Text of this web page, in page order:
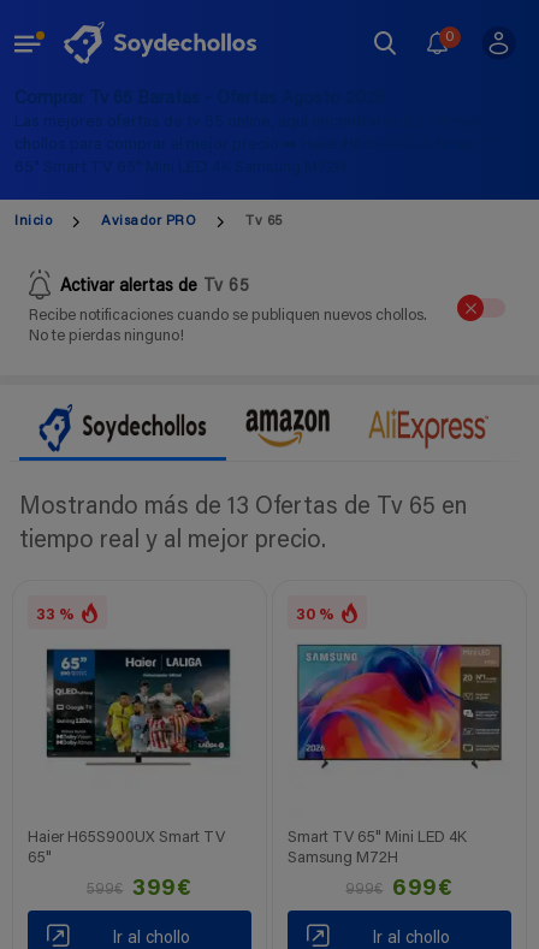
0
Comprar Tv 65 Baratas - Ofertas Agosto 2026
Las mejores ofertas de tv 65 online, aquí encontrarás los últimos
chollos para comprar al mejor precio ➡️ Haier H65S900UX Smart TV
65" Smart TV 65" Mini LED 4K Samsung M72H
Inicio Avisador PRO Tv 65
Activar alertas de Tv 65
Recibe notificaciones cuando se publiquen nuevos chollos.
No te pierdas ninguno!
Mostrando más de 13 Ofertas de Tv 65 en
tiempo real y al mejor precio.
33 %
Haier H65S900UX Smart TV
65"
599€
399€
Ir al chollo
30 %
Smart TV 65" Mini LED 4K
Samsung M72H
999€
699€
Ir al chollo